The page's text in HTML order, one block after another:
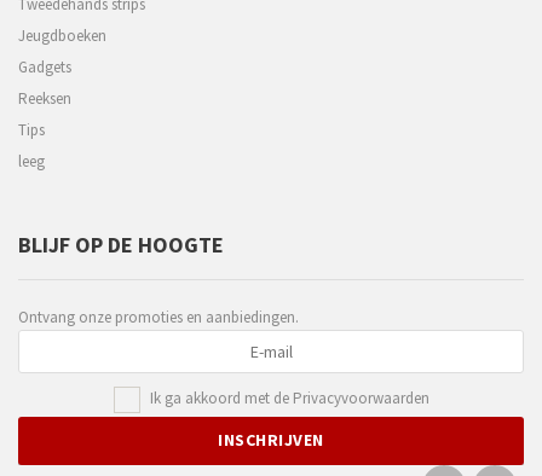
Tweedehands strips
Jeugdboeken
Gadgets
Reeksen
Tips
leeg
BLIJF OP DE HOOGTE
Ontvang onze promoties en aanbiedingen.
Ik ga akkoord met de Privacyvoorwaarden